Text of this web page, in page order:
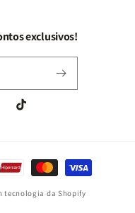
exclusivos!
TikTok
tecnologia da Shopify